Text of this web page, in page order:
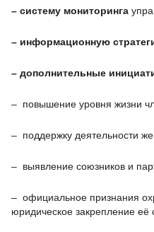
– систему мониторинга
– информационную
– дополнительные
– повышение уровня жизни
– поддержку деятельности
– выявление союзников и
– официальное признания
юридическое закрепление её